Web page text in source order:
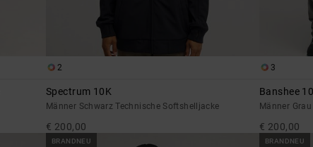
2
Spectrum 10K
Männer Schwarz Technische Softshelljacke
€ 200,00
3
Banshee
Männer
€ 200,00
BRANDNEU BRANDNEU